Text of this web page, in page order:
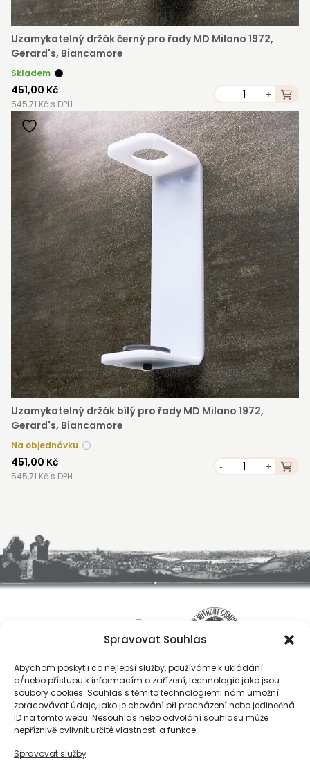
Spravovat Souhlas
Abychom poskytli co nejlepší služby, používáme k ukládání
a/nebo přístupu k informacím o zařízení, technologie jako jsou
soubory cookies. Souhlas s těmito technologiemi nám umožní
zpracovávat údaje, jako je chování při procházení nebo jedinečná
ID na tomto webu. Nesouhlas nebo odvolání souhlasu může
nepříznivě ovlivnit určité vlastnosti a funkce.
Spravovat služby
Uzamykatelný držák černý pro řady MD Milano 1972,
Gerard's, Biancamore
Skladem
451,00 Kč
545,71 Kč s DPH
- +
Uzamykatelný držák bílý pro řady MD Milano 1972,
Gerard's, Biancamore
Na objednávku
451,00 Kč
545,71 Kč s DPH
- +
O nás
STAŇTE SE KLIENTEM
Stát se klientem velkoobchodu Bohéme Collection
je jednoduché, stačí podnikat a mít platné IČO.
Kromě snadnějšího procesu objednávek můžete
získat slevy až do výše 25 % v závislosti na velikosti
vašeho zařízení.
Registrovat